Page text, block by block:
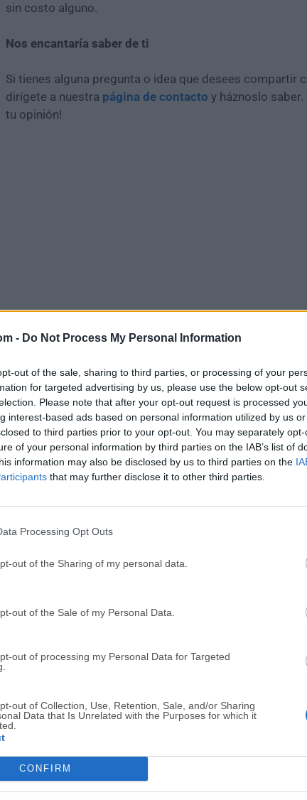
- Do Not Process My Personal Information
out of the sale, sharing to third parties, or processing of your
for targeted advertising by us, please use the below opt-out
Please note that after your opt-out request is processed
interest-based ads based on personal information utilized by us
to third parties prior to your opt-out. You may separately
of your personal information by third parties on the IAB’s list of
information may also be disclosed by us to third parties on the
that may further disclose it to other third parties.
Processing Opt Outs
out of the Sharing of my personal data.
out of the Sale of my Personal Data.
out of processing my Personal Data for Targeted
out of Collection, Use, Retention, Sale, and/or Sharing
Data that Is Unrelated with the Purposes for which it
CONFIRM
sin costo alguno.
Nos encantaría saber de ti
Si tienes alguna pregunta o idea que desees compartir
dirígete a nuestra página de contacto y háznoslo saber.
tu opinión!
Descargar Commander One
¿Por qué se publica esta aplicación en FileHorse? (Más
Opera
Adobe Photoshop CC 2026
OKX - Buy Bitcoin or Ethereum
Adobe Acrobat
Adobe Acrobat Pro 2026.001.21771
Cleamio
Malwarebytes
Malwarebytes 5.25.2
TradingView
TradingView - Track All